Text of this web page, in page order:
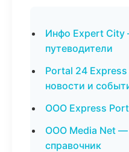
Инфо Expert City
путеводители
Portal 24
новости и
ООО Express
ООО Media Net —
справочник